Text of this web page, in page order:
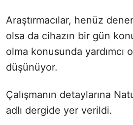
Araştırmacılar, henüz
olsa da cihazın bir gün
olma konusunda yardımcı
düşünüyor.
Çalışmanın detaylarına
adlı dergide yer verildi.